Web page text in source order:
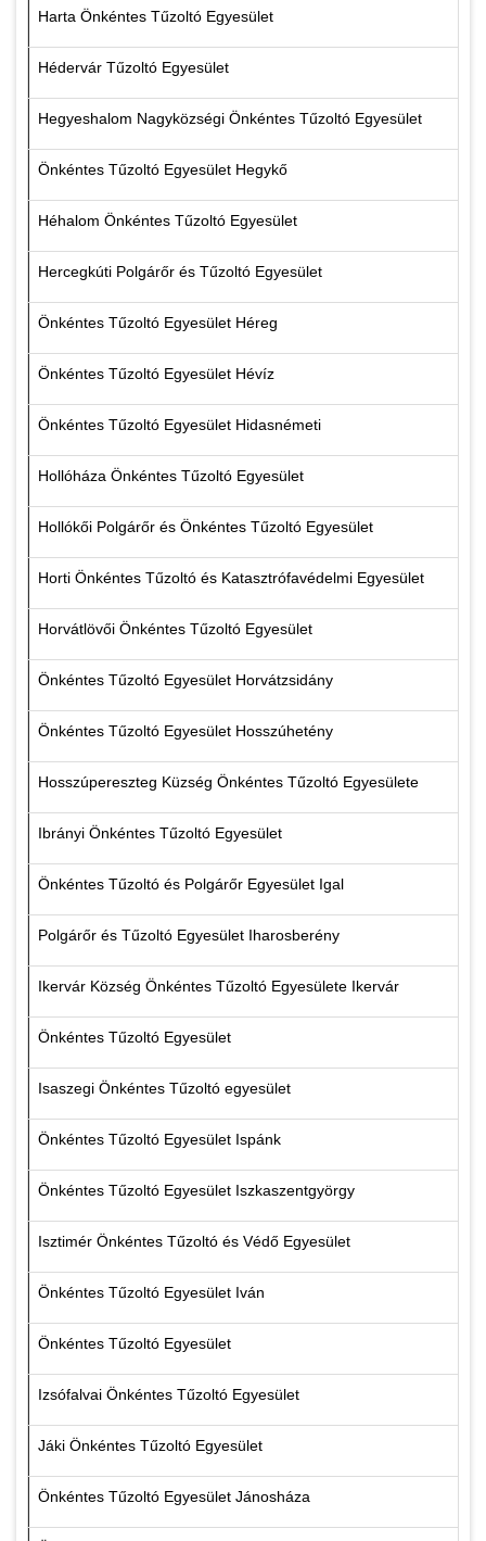
Harta Önkéntes Tűzoltó Egyesület
Hédervár Tűzoltó Egyesület
Hegyeshalom Nagyközségi Önkéntes Tűzoltó Egyesület
Önkéntes Tűzoltó Egyesület Hegykő
Héhalom Önkéntes Tűzoltó Egyesület
Hercegkúti Polgárőr és Tűzoltó Egyesület
Önkéntes Tűzoltó Egyesület Héreg
Önkéntes Tűzoltó Egyesület Hévíz
Önkéntes Tűzoltó Egyesület Hidasnémeti
Hollóháza Önkéntes Tűzoltó Egyesület
Hollókői Polgárőr és Önkéntes Tűzoltó Egyesület
Horti Önkéntes Tűzoltó és Katasztrófavédelmi Egyesület
Horvátlövői Önkéntes Tűzoltó Egyesület
Önkéntes Tűzoltó Egyesület Horvátzsidány
Önkéntes Tűzoltó Egyesület Hosszúhetény
Hosszúpereszteg Küzség Önkéntes Tűzoltó Egyesülete
Ibrányi Önkéntes Tűzoltó Egyesület
Önkéntes Tűzoltó és Polgárőr Egyesület Igal
Polgárőr és Tűzoltó Egyesület Iharosberény
Ikervár Község Önkéntes Tűzoltó Egyesülete Ikervár
Önkéntes Tűzoltó Egyesület
Isaszegi Önkéntes Tűzoltó egyesület
Önkéntes Tűzoltó Egyesület Ispánk
Önkéntes Tűzoltó Egyesület Iszkaszentgyörgy
Isztimér Önkéntes Tűzoltó és Védő Egyesület
Önkéntes Tűzoltó Egyesület Iván
Önkéntes Tűzoltó Egyesület
Izsófalvai Önkéntes Tűzoltó Egyesület
Jáki Önkéntes Tűzoltó Egyesület
Önkéntes Tűzoltó Egyesület Jánosháza